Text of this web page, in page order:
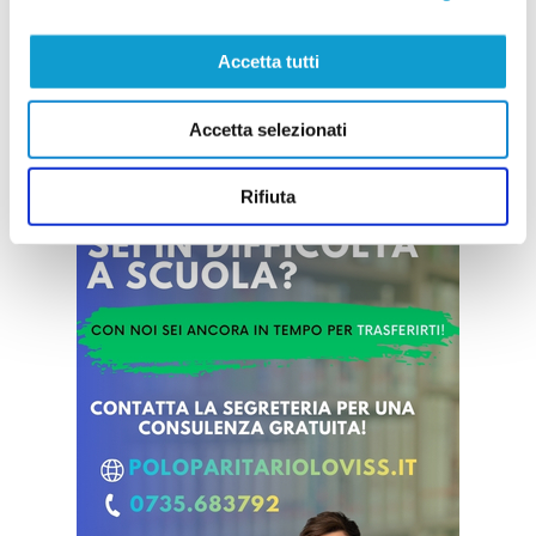
Accetta tutti
Accetta selezionati
Rifiuta
21/07/2026
Vai all'edizione provinciale